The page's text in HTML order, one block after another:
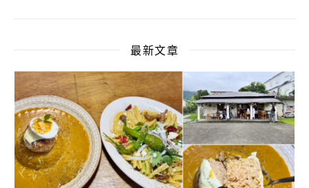
最新文章